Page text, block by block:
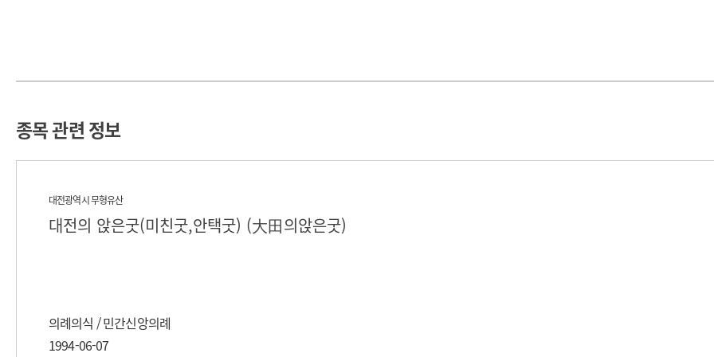
종목 관련 정보
대전광역시 무형유산
대전의 앉은굿(미친굿,안택굿) (大田의앉은굿)
의례의식 / 민간신앙의례
1994-06-07